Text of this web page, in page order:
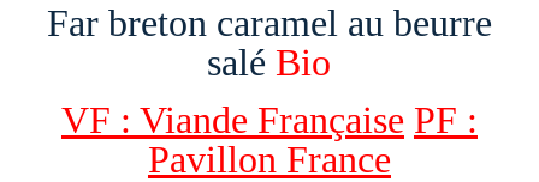
Far breton caramel au beurre
salé Bio
VF : Viande Française PF :
Pavillon France